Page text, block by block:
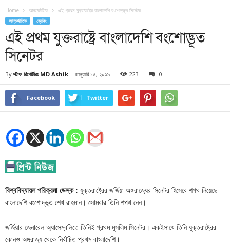
Home আন্তর্জাতিক এই প্রথম যুক্তরাষ্ট্রে বাংলাদেশি বংশোদ্ভূত সিনেটর
আন্তর্জাতিক ব্রেকিং
এই প্রথম যুক্তরাষ্ট্রে বাংলাদেশি বংশোদ্ভূত
সিনেটর
By স্টাফ রিপোর্টারঃ MD Ashik - জানুয়ারি ১৫, ২০১৯ 223 0
Facebook Twitter
বিশ্ববিদ্যায়ল পরিক্রমা ডেস্ক : যুক্তরাষ্ট্রের জর্জিয়া অঙ্গরাজ্যের সিনেটর হিসেবে শপথ নিয়েছে
বাংলাদেশি বংশোদ্ভূত শেখ রাহমান। সোমবার তিনি শপথ নেন।
জর্জিয়ার জেনারেল অ্যাসেম্বলিতে তিনিই প্রথম মুসলিম সিনেটর। একইসাথে তিনি যুক্তরাষ্ট্রের
কোনও অঙ্গরাজ্য থেকে নির্বাচিত প্রথম বাংলাদেশি।